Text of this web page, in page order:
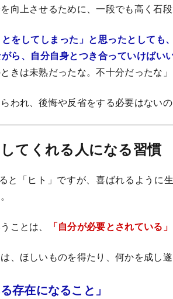
向上させるために、一段でも高く石
とをしてしまった」と思ったとしても
ら、自分自身とつき合っていけばい
きは未熟だったな。不十分だったな」
われ、後悔や反省をする必要はないの
てくれる人になる習慣
と「ヒト」ですが、喜ばれるように
ことは、 「自分が必要とされている」
、ほしいものを得たり、何かを成し遂
存在になること」